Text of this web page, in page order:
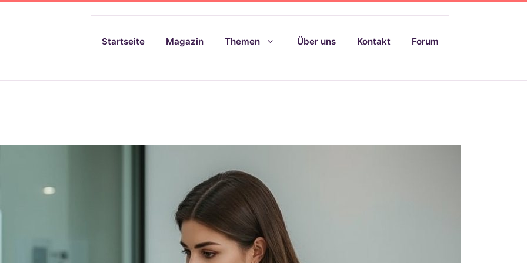
Startseite Magazin Themen Über uns Kontakt Forum